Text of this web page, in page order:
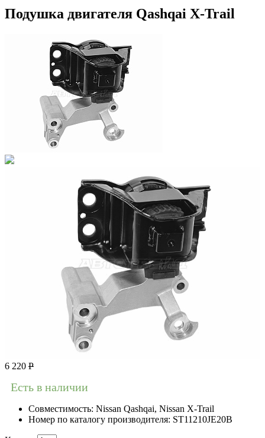
Подушка двигателя Qashqai X-Trail
6 220 Р
Есть в наличии
Совместимость: Nissan Qashqai, Nissan X-Trail
Номер по каталогу производителя: ST11210JE20B